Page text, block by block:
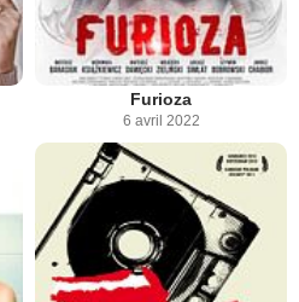
Furioza
6 avril 2022